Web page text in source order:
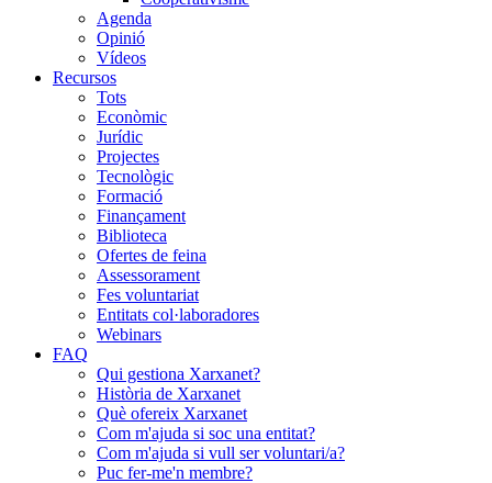
Agenda
Opinió
Vídeos
Recursos
Tots
Econòmic
Jurídic
Projectes
Tecnològic
Formació
Finançament
Biblioteca
Ofertes de feina
Assessorament
Fes voluntariat
Entitats col·laboradores
Webinars
FAQ
Qui gestiona Xarxanet?
Història de Xarxanet
Què ofereix Xarxanet
Com m'ajuda si soc una entitat?
Com m'ajuda si vull ser voluntari/a?
Puc fer-me'n membre?